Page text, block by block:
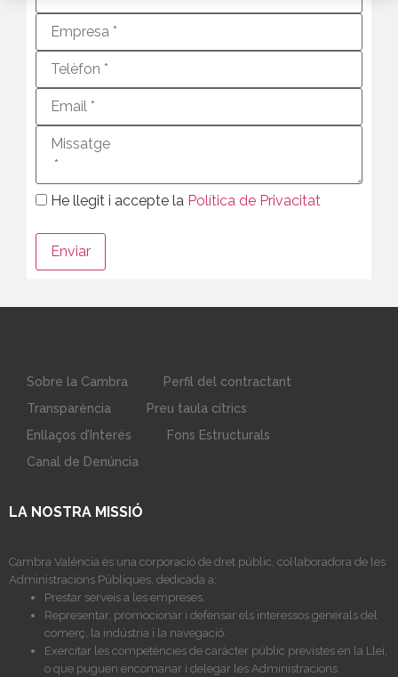
He llegit i accepte la Política de Privacitat
Sobre la Cambra
Perfil del contractant
Transparència
Preu taula cítrics
Enllaços d’Interés
Fons Estructurals
Canal de Denúncia
LA NOSTRA MISSIÓ
Cambra València és una corporació de dret públic, col·laboradora de les
Administracions Públiques, dedicada a:
Prestar serveis a les empreses.
Representar, promocionar i defensar els interessos generals del
comerç, la indústria i la navegació.
Exercitar les competències de caràcter públic previstes en la Llei,
o que puguen encomanar i delegar les Administracions